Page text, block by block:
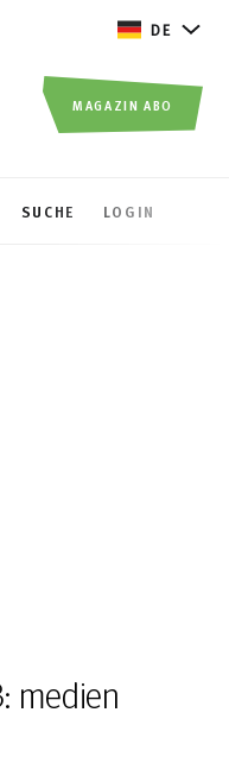
DE
SUCHE LOGIN
MAGAZIN ABO
medien